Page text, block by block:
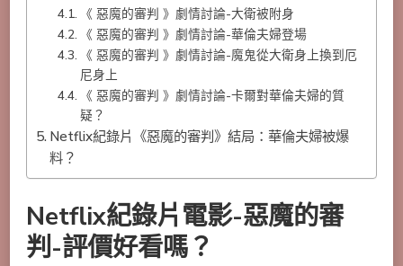
《 惡魔的審判 》劇情討論-大衛被附身
《 惡魔的審判 》劇情討論-華倫夫婦登場
《 惡魔的審判 》劇情討論-魔鬼從大衛身上換到厄
尼身上
《 惡魔的審判 》劇情討論-卡爾對華倫夫婦的質
疑？
Netflix紀錄片《惡魔的審判》結局：華倫夫婦被爆
料？
Netflix紀錄片電影-惡魔的審
判-評價好看嗎？